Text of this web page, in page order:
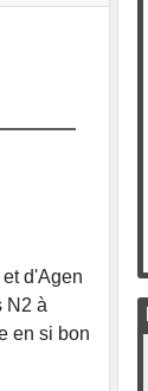
d'Agen
N2 à
en si bon